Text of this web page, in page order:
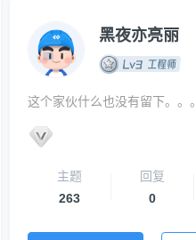
黑夜亦亮丽
这个家伙什么也没有留下。。。
主题
263
回复
0